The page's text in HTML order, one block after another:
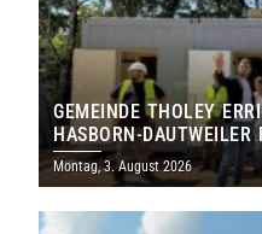
GEMEINDE THOLEY
HASBORN-
MILLIONEN EURO
Montag, 3. August 2026